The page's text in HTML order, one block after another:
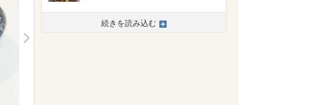
続きを読み込む